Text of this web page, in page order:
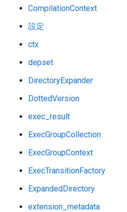
CompilationContext
設定
ctx
depset
DirectoryExpander
DottedVersion
exec_result
ExecGroupCollection
ExecGroupContext
ExecTransitionFactory
ExpandedDirectory
extension_metadata